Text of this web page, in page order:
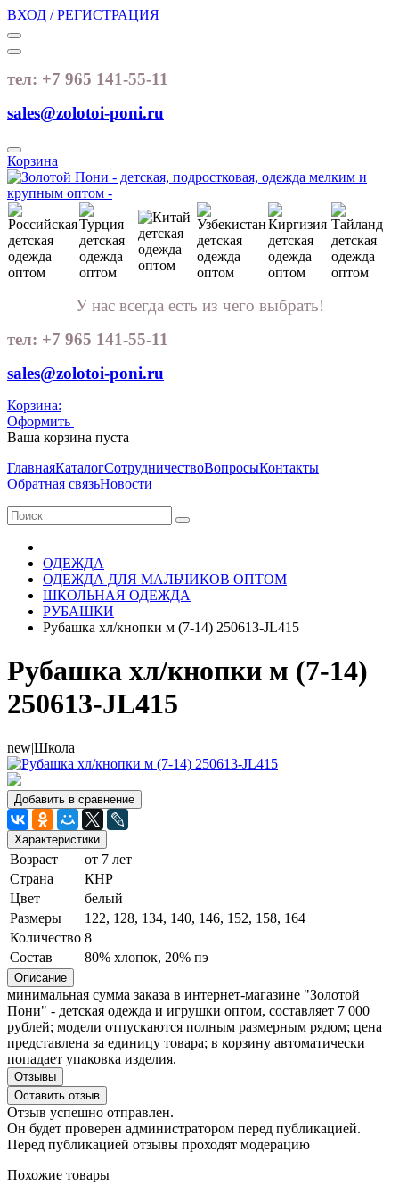
ВХОД / РЕГИСТРАЦИЯ
тел: +7 965 141-55-11
sales@zolotoi-poni.ru
Корзина
У нас всегда есть из чего выбрать!
тел: +7 965 141-55-11
sales@zolotoi-poni.ru
Корзина:
Оформить
Ваша корзина пуста
ГлавнаяКаталогСотрудничествоВопросыКонтакты
Обратная связьНовости
ОДЕЖДА
ОДЕЖДА ДЛЯ МАЛЬЧИКОВ ОПТОМ
ШКОЛЬНАЯ ОДЕЖДА
РУБАШКИ
Рубашка хл/кнопки м (7-14) 250613-JL415
Рубашка хл/кнопки м (7-14)
250613-JL415
new|Школа
Добавить в сравнение
Характеристики
Возраст
от 7 лет
Страна
КНР
Цвет
белый
Размеры
122, 128, 134, 140, 146, 152, 158, 164
Количество 8
Состав
80% хлопок, 20% пэ
Описание
минимальная сумма заказа в интернет-магазине "Золотой
Пони" - детская одежда и игрушки оптом, составляет 7 000
рублей; модели отпускаются полным размерным рядом; цена
представлена за единицу товара; в корзину автоматически
попадает упаковка изделия.
Отзывы
Оставить отзыв
Отзыв успешно отправлен.
Он будет проверен администратором перед публикацией.
Перед публикацией отзывы проходят модерацию
Похожие товары